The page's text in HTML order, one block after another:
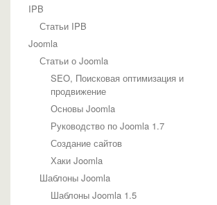
IPB
Статьи IPB
Joomla
Статьи о Joomla
SEO, Поисковая оптимизация и
продвижение
Основы Joomla
Руководство по Joomla 1.7
Создание сайтов
Хаки Joomla
Шаблоны Joomla
Шаблоны Joomla 1.5